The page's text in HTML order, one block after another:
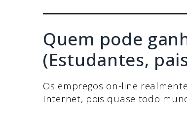
Quem pode
(Estudantes,
Os empregos on-line
Internet, pois quase todo